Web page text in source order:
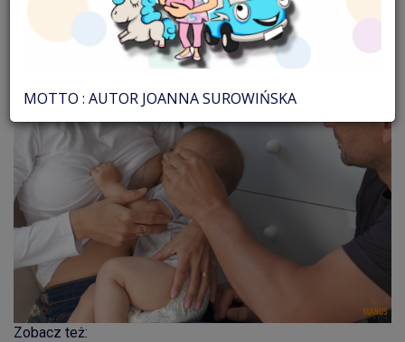
Zobacz też:
MOTTO : AUTOR JOANNA SUROWIŃSKA